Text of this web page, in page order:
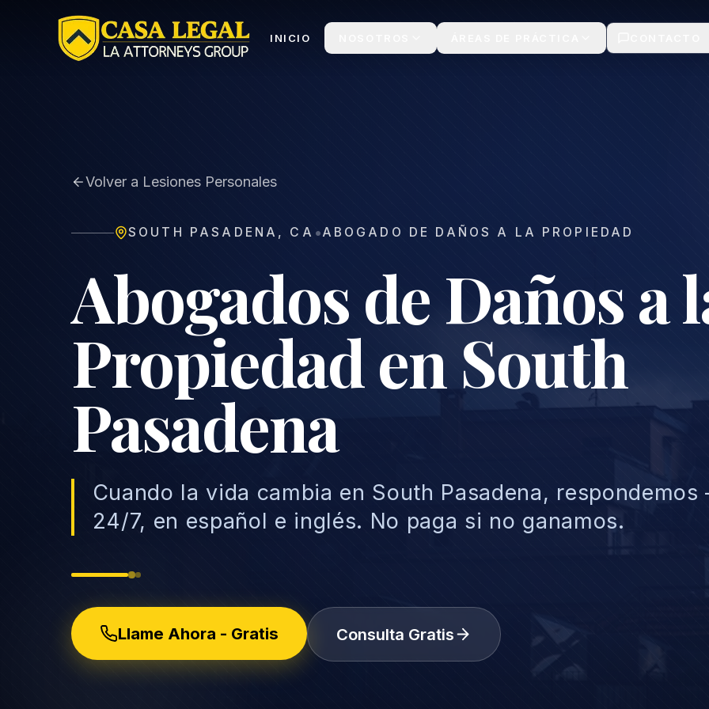
INICIO
Volver a Lesiones Personales
SOUTH PASADENA , CA •ABOGADO DE DAÑOS A LA PROPIEDAD
Abogados de Daños a
Propiedad en South
Pasadena
Cuando la vida cambia en South Pasadena,
24/7, en español e inglés. No paga si no ganamos.
Llame Ahora - Gratis Consulta Gratis